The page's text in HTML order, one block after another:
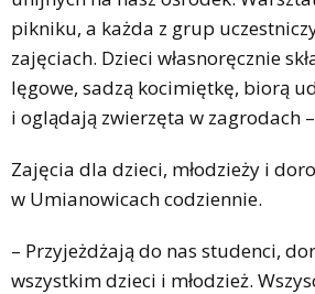
pikniku, a każda z grup
zajęciach. Dzieci własnoręcznie
lęgowe, sadzą kocimiętkę, biorą
i oglądają zwierzęta w zagrodach
Zajęcia dla dzieci, młodzieży i
w Umianowicach codziennie.
– Przyjeżdżają do nas studenci,
wszystkim dzieci i młodzież.